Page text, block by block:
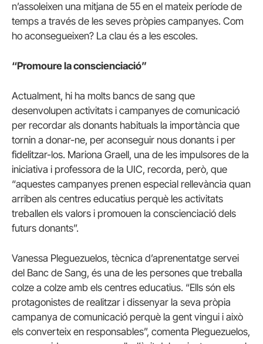
n’assoleixen una mitjana de 55 en el mateix període de
temps a través de les seves pròpies campanyes. Com
ho aconsegueixen? La clau és a les escoles.
“Promoure la conscienciació”
Actualment, hi ha molts bancs de sang que
desenvolupen activitats i campanyes de comunicació
per recordar als donants habituals la importància que
tornin a donar-ne, per aconseguir nous donants i per
fidelitzar-los. Mariona Graell, una de les impulsores de la
iniciativa i professora de la UIC, recorda, però, que
“aquestes campanyes prenen especial rellevància quan
arriben als centres educatius perquè les activitats
treballen els valors i promouen la conscienciació dels
futurs donants”.
Vanessa Pleguezuelos, tècnica d’aprenentatge servei
del Banc de Sang, és una de les persones que treballa
colze a colze amb els centres educatius. “Ells són els
protagonistes de realitzar i dissenyar la seva pròpia
campanya de comunicació perquè la gent vingui i això
els converteix en responsables”, comenta Pleguezuelos,